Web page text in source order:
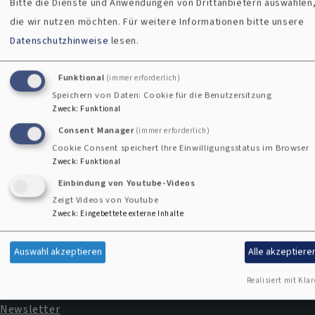
Kirchengemeinden
Kontaktformular
Fußbereichsmenü
Impressum
Kontakt
Newsletter
Bitte die Dienste und Anwendungen von Drittanbietern
die wir nutzen möchten.Für weitere Informationen bitte unsere
Datenschutzhinweise lesen.
Funktional (immer erforderlich)
Speichern von Daten: Cookie für die Benutzersitzung
Zweck: Funktional
Consent Manager (immer erforderlich)
Cookie Consent speichert Ihre Einwilligungsstatus im Browser
Zweck: Funktional
Einbindung von Youtube-Videos
Zeigt Videos von Youtube
Zweck: Eingebettete externe Inhalte
Auswahl akzeptieren Alle
Realisiert mit